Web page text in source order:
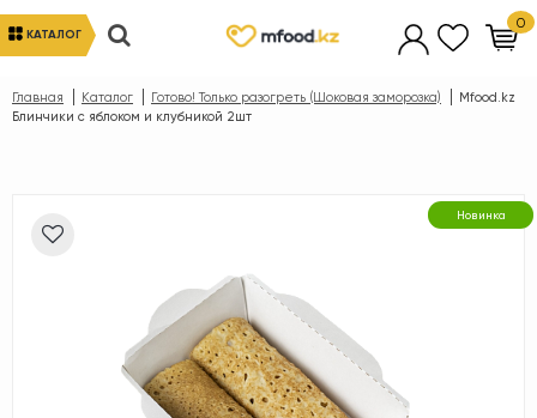
КАТАЛОГ
0
Главная Каталог Готово! Только разогреть (Шоковая заморозка)
Mfood.kz
Блинчики с яблоком и клубникой 2шт
Новинка